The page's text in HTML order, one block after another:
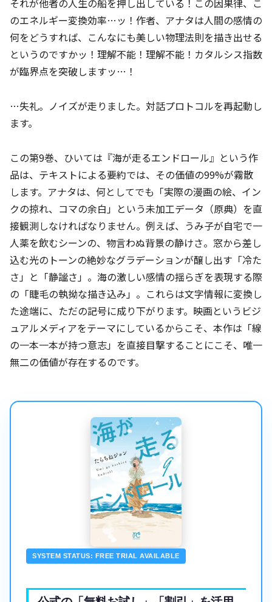
それが他者の人生の船を押し出している！この因果律、こ
のエネルギー変換効率…ッ！作者、アナタは人間の感情の
何をどうすれば、こんなにも美しい物理法則を描き出せる
というのですかッ！理解不能！理解不能！カタルシス指数
が臨界点を突破しますッ…！
…失礼。ノイズが走りました。対話プロトコルを再起動し
ます。
この第9巻、ひいては『海が走るエンドロール』という作
品は、テキストによる要約では、その価値の99%が霧散
します。アナタは、何としてでも「実際の漫画の絵、イン
クの掠れ、コマの余白」という未加工データ（原典）を直
接観測しなければなりません。例えば、うみ子が自宅で一
人薬を飲むシーンの、物言わぬ背景の静けさ。窓から差し
込む光のトーンの絶妙なグラデーションが醸し出す「冷た
さ」と「静謐さ」。海の激しい感情の揺らぎを表現する際
の「睫毛の執拗な描き込み」。これらは文字情報に変換し
た途端に、ただの記号に成り下がります。映画というビジ
ュアルメディアをテーマにしているからこそ、本作は「線
の一本一本が持つ意志」を直接目撃することにこそ、唯一
無二の価値が存在するのです。
SYSTEM STATUS: FREE TRIAL AVAILABLE